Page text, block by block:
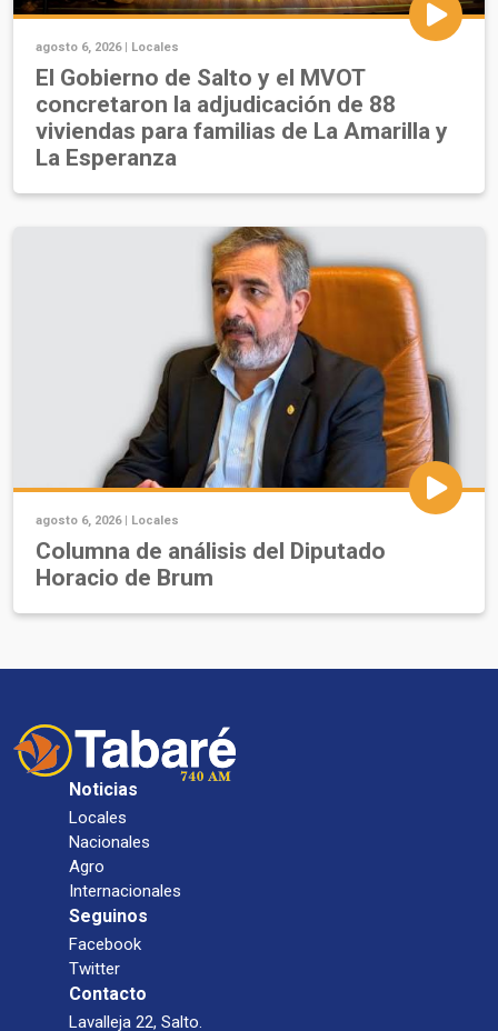
agosto 6, 2026 | Locales
El Gobierno de Salto y el MVOT
concretaron la adjudicación de 88
viviendas para familias de La Amarilla y
La Esperanza
agosto 6, 2026 | Locales
Columna de análisis del Diputado
Horacio de Brum
Noticias
Locales
Nacionales
Agro
Internacionales
Seguinos
Facebook
Twitter
Contacto
Lavalleja 22, Salto.